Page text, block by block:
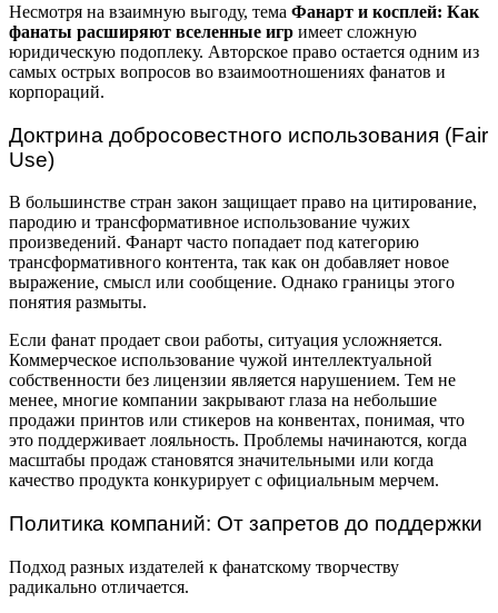
Несмотря на взаимную выгоду, тема Фанарт и косплей: Как
фанаты расширяют вселенные игр имеет сложную
юридическую подоплеку. Авторское право остается одним из
самых острых вопросов во взаимоотношениях фанатов и
корпораций.
Доктрина добросовестного использования (Fair
Use)
В большинстве стран закон защищает право на цитирование,
пародию и трансформативное использование чужих
произведений. Фанарт часто попадает под категорию
трансформативного контента, так как он добавляет новое
выражение, смысл или сообщение. Однако границы этого
понятия размыты.
Если фанат продает свои работы, ситуация усложняется.
Коммерческое использование чужой интеллектуальной
собственности без лицензии является нарушением. Тем не
менее, многие компании закрывают глаза на небольшие
продажи принтов или стикеров на конвентах, понимая, что
это поддерживает лояльность. Проблемы начинаются, когда
масштабы продаж становятся значительными или когда
качество продукта конкурирует с официальным мерчем.
Политика компаний: От запретов до поддержки
Подход разных издателей к фанатскому творчеству
радикально отличается.